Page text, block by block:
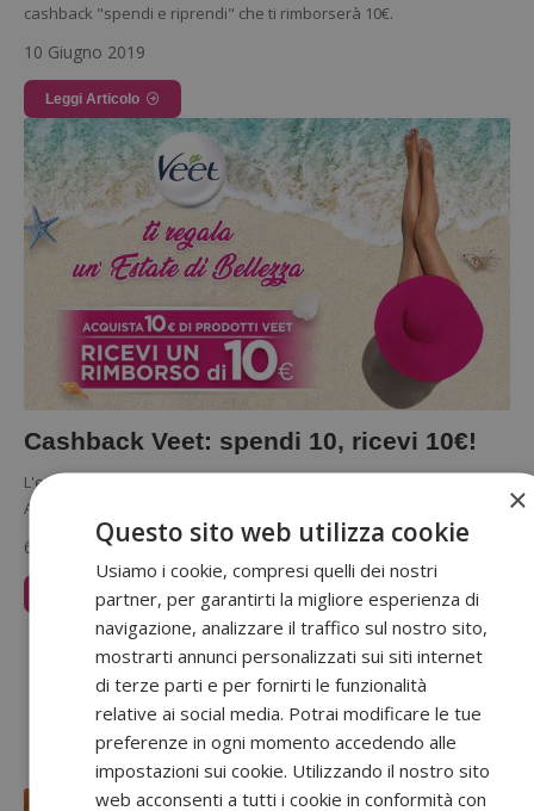
cashback "spendi e riprendi" che ti rimborserà 10€.
10 Giugno 2019
Leggi Articolo
Cashback Veet: spendi 10, ricevi 10€!
L'estate è iniziata ed è tempo di pensare alla bellezza del corpo.
Approfitta dell'operazione con cashback Veet: spendendo 10€ in…
6 Giugno 2019
Leggi Articolo
Sponsorizzato:
×
Questo sito web utilizza cookie
Usiamo i cookie, compresi quelli dei nostri
partner, per garantirti la migliore esperienza di
navigazione, analizzare il traffico sul nostro sito,
mostrarti annunci personalizzati sui siti internet
di terze parti e per fornirti le funzionalità
relative ai social media. Potrai modificare le tue
preferenze in ogni momento accedendo alle
impostazioni sui cookie. Utilizzando il nostro sito
web acconsenti a tutti i cookie in conformità con